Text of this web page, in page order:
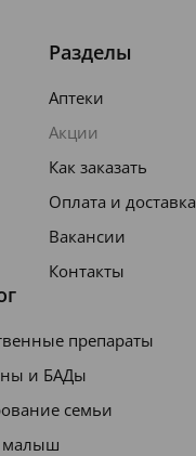
Разделы
Аптеки
Акции
Как заказать
Оплата и доставка
Вакансии
Контакты
препараты
и БАДы
семьи
малыш